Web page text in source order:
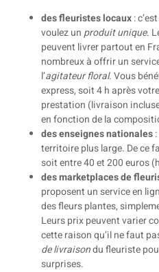
des fleuristes locaux:
voulez unproduit unique.
peuvent livrer partout en
nombreux à offrir un
l’agitateurfloral. Vous
express, soit 4 h après
prestation (livraison
en fonction de la
des enseignes nationales
territoire plus large. De ce
soit entre 40 et 200 euros
des marketplaces de
proposent un service en
des fleurs plantes,
Leurs prix peuvent varier
cette raison qu’il ne faut
de livraisondu fleuriste
surprises.